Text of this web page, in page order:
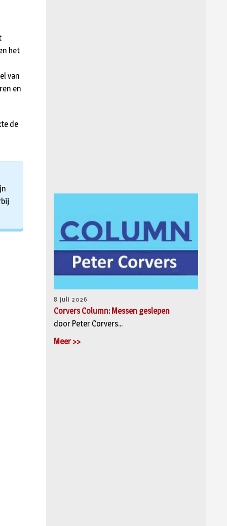
het
van
en
de
8 juli 2026
Corvers Column: Messen geslepen
door Peter Corvers...
Meer >>